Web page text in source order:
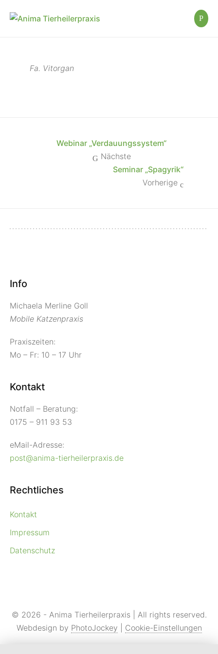
Fa. Vitorgan
Webinar „Verdauungssystem“
Nächste
Seminar „Spagyrik“
Vorherige
Info
Michaela Merline Goll
Mobile Katzenpraxis
Praxiszeiten:
Mo – Fr: 10 – 17 Uhr
Kontakt
Notfall – Beratung:
0175 – 911 93 53
eMail-Adresse:
post@anima-tierheilerpraxis.de
Rechtliches
Kontakt
Impressum
Datenschutz
© 2026 - Anima Tierheilerpraxis | All rights reserved.
Webdesign by PhotoJockey Cookie-Einstellungen